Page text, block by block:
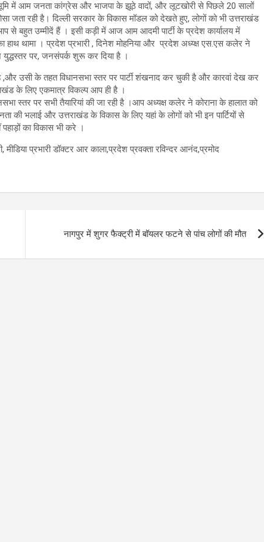
में आम जनता कांग्रेस और भाजपा के झूठे वादों, और लूटखोरी से पिछले 20 सालों
जता रही है। दिल्ली सरकार के विकास मॉडल को देखते हुए, लोगों को भी उत्तराखंड
से बहुत उम्मीदें हैं । इसी कड़ी में आज आम आदमी पार्टी के प्रदेश कार्यालय में
थामा । प्रदेश प्रभारी , दिनेश मोहनिया और प्रदेश अध्य्क्ष एस.एस कलेर ने
युद्धस्तर पर, जनसंपर्क शुरू कर दिया है ।
,और उसी के तहत विधानसभा स्तर पर पार्टी शंखनाद कर चुकी है और कारवां देख कर
के लिए एकमात्र विकल्प आप ही है ।
स्तर पर सभी तैयारियां की जा रही है ।आप अध्यक्ष कलेर ने कोराना के हालात को
भलाई और उत्तराखंड के विकास के लिए यहां के लोगों को भी इन पार्टियों से
का विकास भी करे ।
प्रभारी डॉक्टर आर काला,प्रदेश प्रवक्ता रविन्दर आनंद,प्रमोद
नागपुर में शुगर फैक्ट्री में बॉयलर फटने से पांच लोगों की मौत